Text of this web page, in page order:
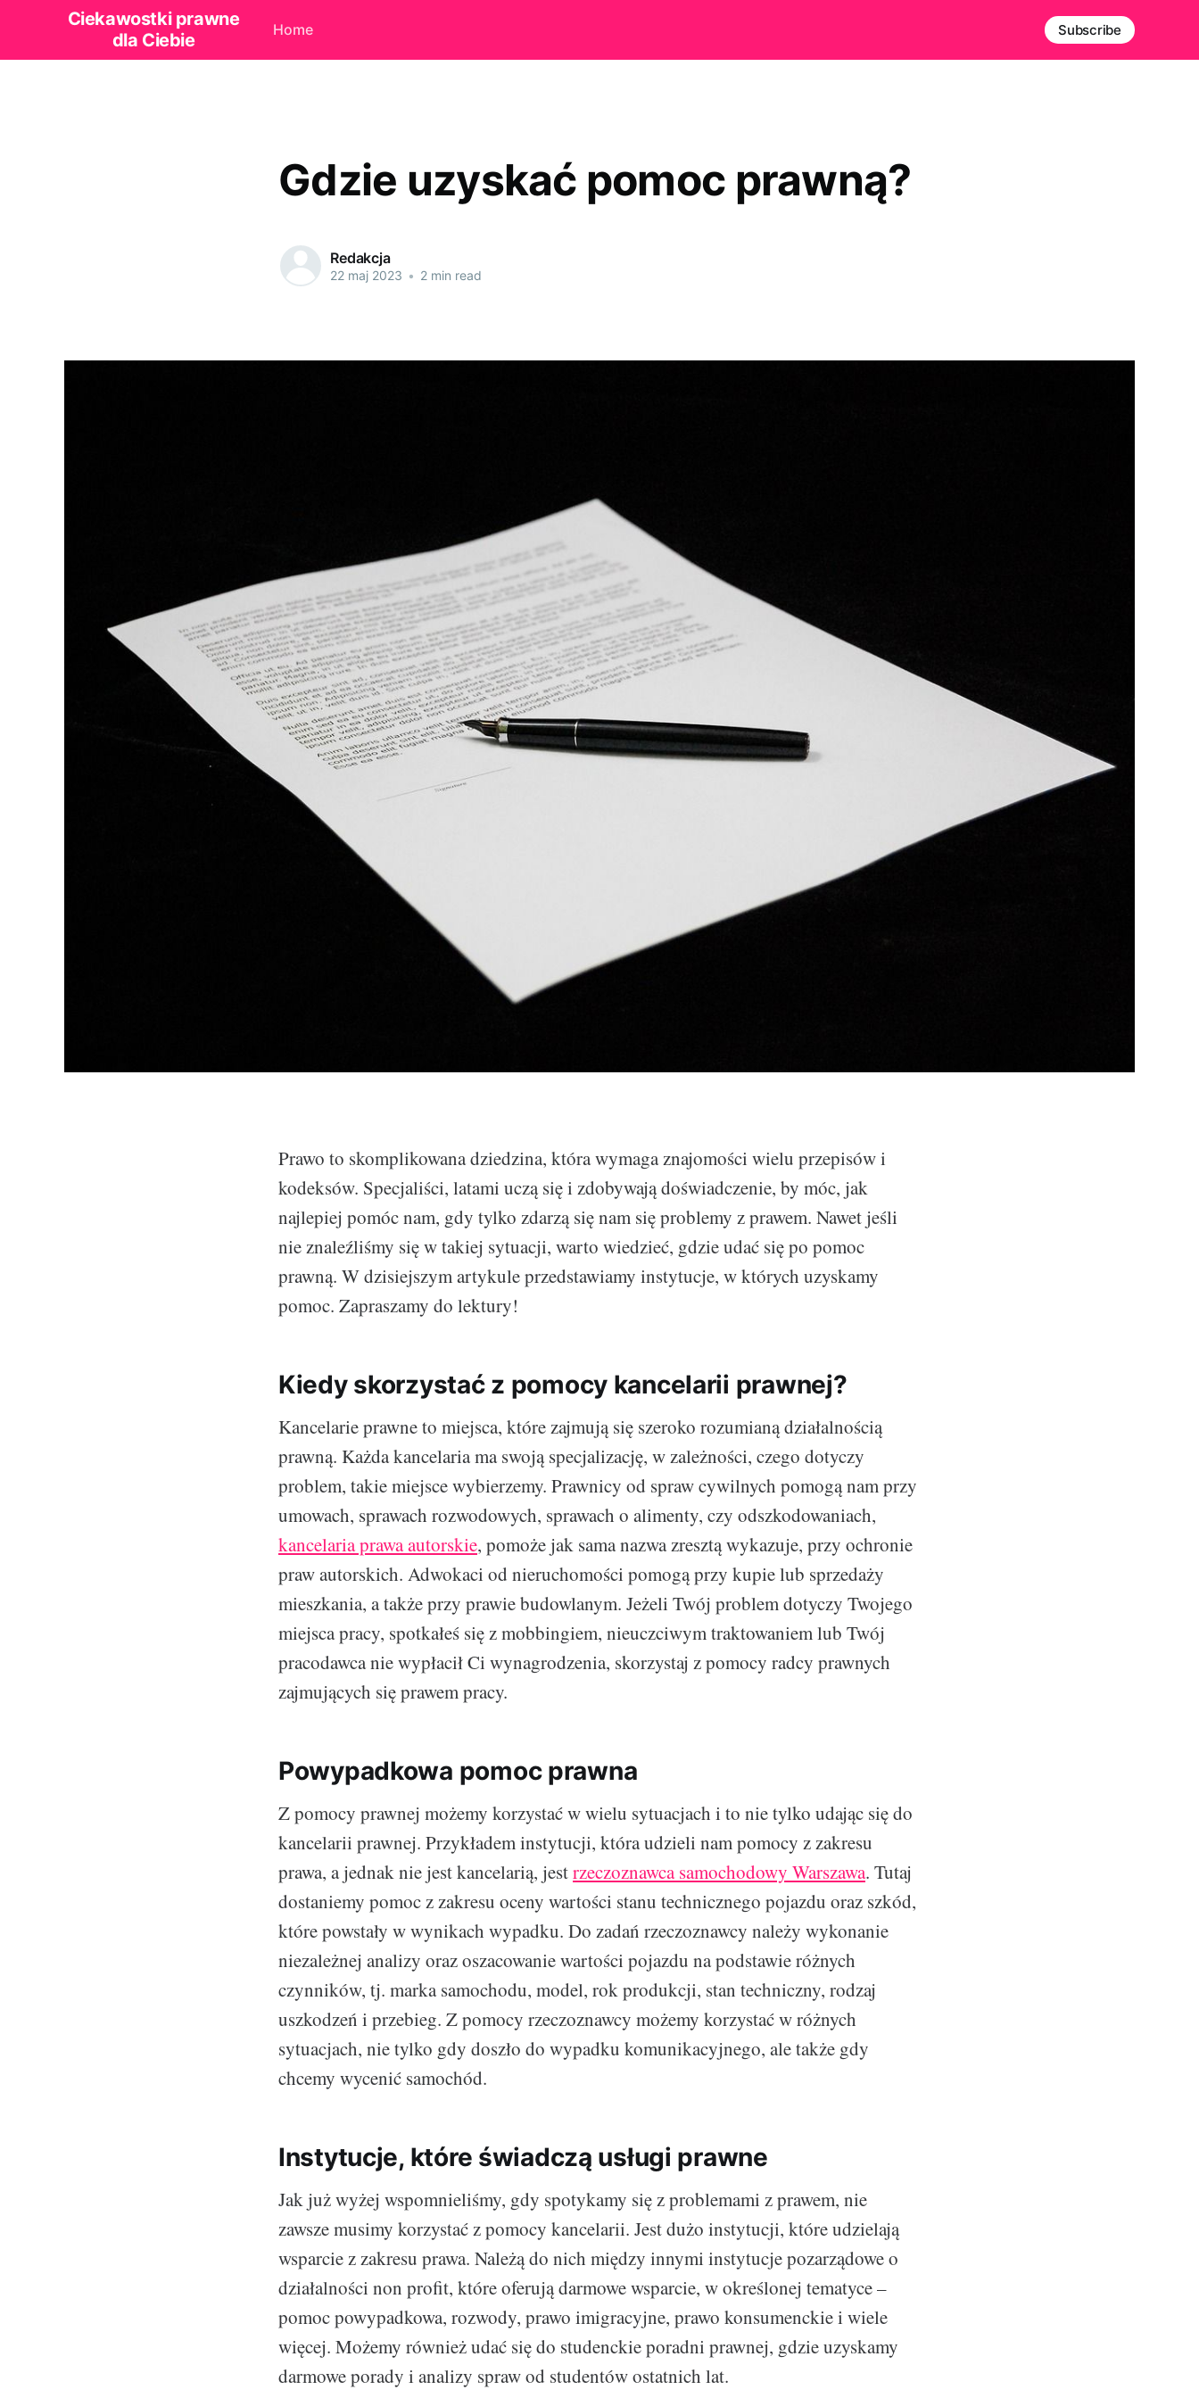
Ciekawostki prawne
dla Ciebie
Home Subscribe
Gdzie uzyskać pomoc prawną?
Redakcja
22 maj 2023 • 2 min read
Prawo to skomplikowana dziedzina, która wymaga znajomości wielu przepisów i
kodeksów. Specjaliści, latami uczą się i zdobywają doświadczenie, by móc, jak
najlepiej pomóc nam, gdy tylko zdarzą się nam się problemy z prawem. Nawet jeśli
nie znaleźliśmy się w takiej sytuacji, warto wiedzieć, gdzie udać się po pomoc
prawną. W dzisiejszym artykule przedstawiamy instytucje, w których uzyskamy
pomoc. Zapraszamy do lektury!
Kiedy skorzystać z pomocy kancelarii prawnej?
Kancelarie prawne to miejsca, które zajmują się szeroko rozumianą działalnością
prawną. Każda kancelaria ma swoją specjalizację, w zależności, czego dotyczy
problem, takie miejsce wybierzemy. Prawnicy od spraw cywilnych pomogą nam przy
umowach, sprawach rozwodowych, sprawach o alimenty, czy odszkodowaniach,
kancelaria prawa autorskie, pomoże jak sama nazwa zresztą wykazuje, przy ochronie
praw autorskich. Adwokaci od nieruchomości pomogą przy kupie lub sprzedaży
mieszkania, a także przy prawie budowlanym. Jeżeli Twój problem dotyczy Twojego
miejsca pracy, spotkałeś się z mobbingiem, nieuczciwym traktowaniem lub Twój
pracodawca nie wypłacił Ci wynagrodzenia, skorzystaj z pomocy radcy prawnych
zajmujących się prawem pracy.
Powypadkowa pomoc prawna
Z pomocy prawnej możemy korzystać w wielu sytuacjach i to nie tylko udając się do
kancelarii prawnej. Przykładem instytucji, która udzieli nam pomocy z zakresu
prawa, a jednak nie jest kancelarią, jestrzeczoznawca samochodowy Warszawa. Tutaj
dostaniemy pomoc z zakresu oceny wartości stanu technicznego pojazdu oraz szkód,
które powstały w wynikach wypadku. Do zadań rzeczoznawcy należy wykonanie
niezależnej analizy oraz oszacowanie wartości pojazdu na podstawie różnych
czynników, tj. marka samochodu, model, rok produkcji, stan techniczny, rodzaj
uszkodzeń i przebieg. Z pomocy rzeczoznawcy możemy korzystać w różnych
sytuacjach, nie tylko gdy doszło do wypadku komunikacyjnego, ale także gdy
chcemy wycenić samochód.
Instytucje, które świadczą usługi prawne
Jak już wyżej wspomnieliśmy, gdy spotykamy się z problemami z prawem, nie
zawsze musimy korzystać z pomocy kancelarii. Jest dużo instytucji, które udzielają
wsparcie z zakresu prawa. Należą do nich między innymi instytucje pozarządowe o
działalności non profit, które oferują darmowe wsparcie, w określonej tematyce –
pomoc powypadkowa, rozwody, prawo imigracyjne, prawo konsumenckie i wiele
więcej. Możemy również udać się do studenckie poradni prawnej, gdzie uzyskamy
darmowe porady i analizy spraw od studentów ostatnich lat.